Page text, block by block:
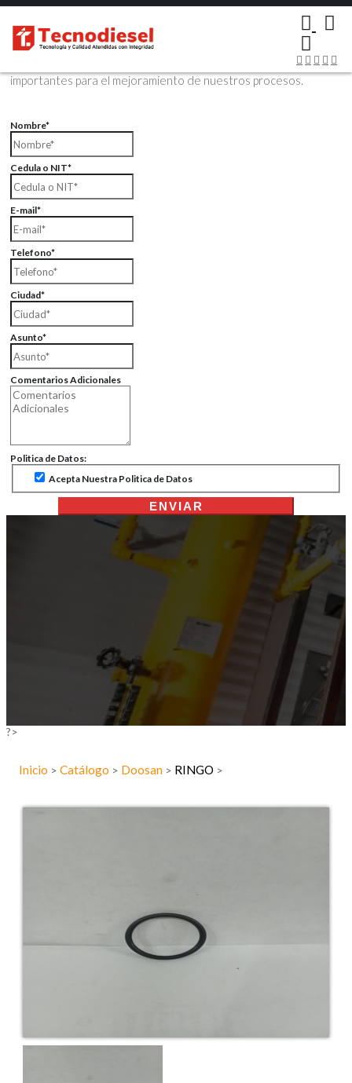
Contáctenos Vía Email
Envíenos sus datos con sus comentarios, sus opiniones son muy
importantes para el mejoramiento de nuestros procesos.
Nombre*
Cedula o NIT*
E-mail*
Telefono*
Ciudad*
Asunto*
Comentarios Adicionales
Politica de Datos:
Acepta Nuestra Politica de Datos
ENVIAR
?>
Inicio > Catálogo > Doosan > RINGO >